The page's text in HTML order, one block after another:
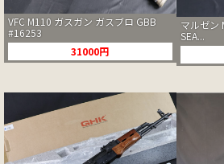
VFC M110 ガスガン ガスブロ GBB
#16253
31000円
マルゼン
SEA...